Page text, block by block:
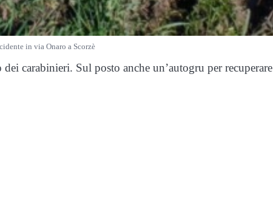
in via Onaro a Scorzè
carabinieri. Sul posto anche un’autogru per recuperare